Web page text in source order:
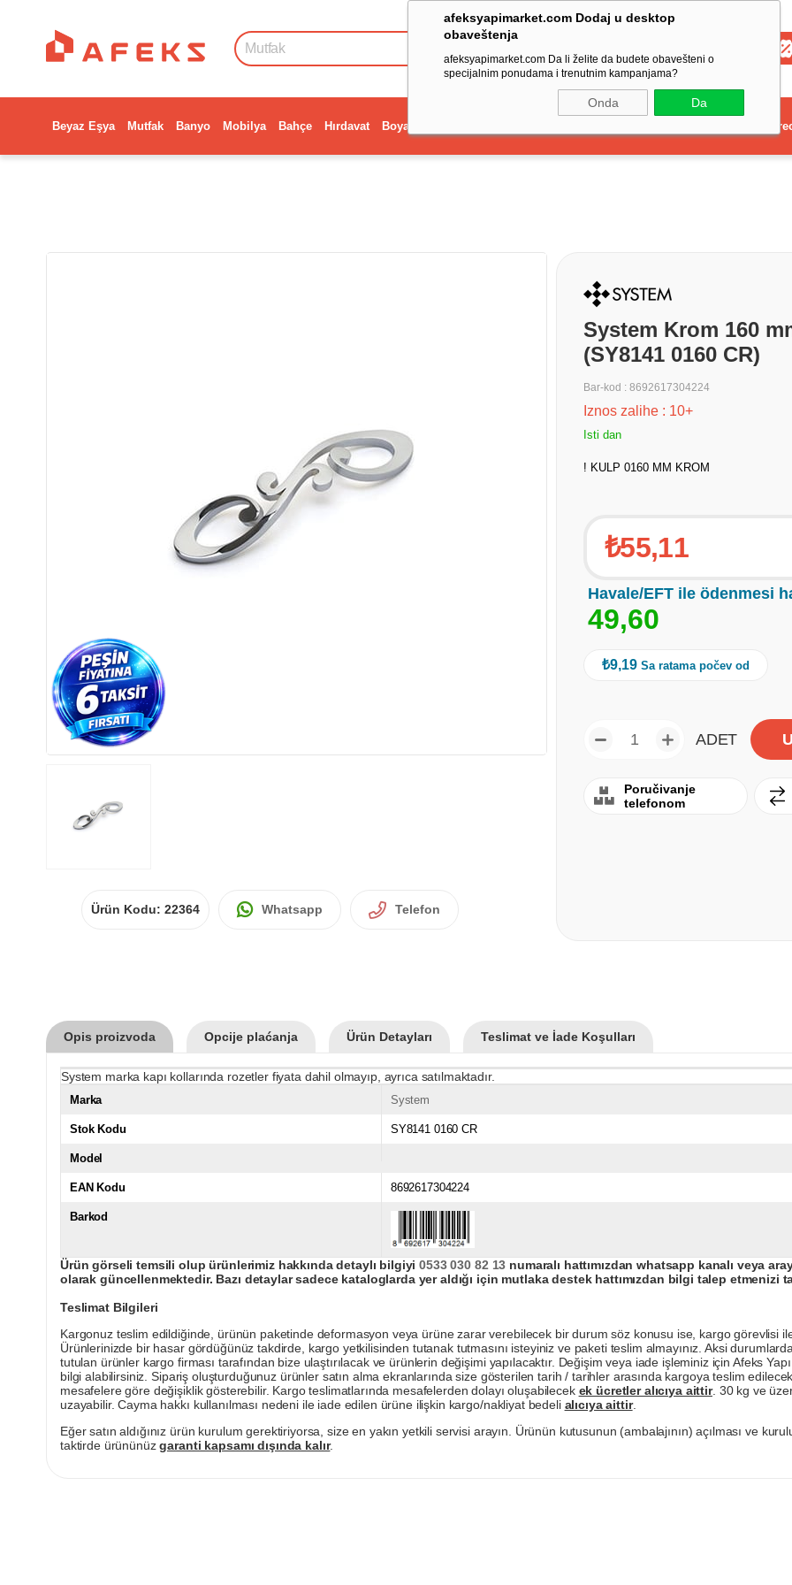
afeksyapimarket.com Dodaj u desktop
obaveštenja
afeksyapimarket.com Da li želite da budete obavešteni o
specijalnim ponudama i trenutnim kampanjama?
Onda Da
Beyaz Eşya Mutfak Banyo Mobilya Bahçe Hırdavat Boya Dekorasyon ve Ev
Ürün Kodu: 22364 Whatsapp Telefon
System Krom 160
(SY8141 0160 CR)
Bar-kod : 8692617304224
Iznos zalihe : 10+
Isti dan
! KULP 0160 MM KROM
₺55,11
Havale/EFT ile ödenmesi
49,60
₺9,19 Sa ratama počev od
ADET
Poručivanje
telefonom
Opis proizvoda Opcije plaćanja Ürün Detayları Teslimat ve İade Koşulları
System marka kapı kollarında rozetler fiyata dahil olmayıp, ayrıca satılmaktadır.
Marka System
Stok Kodu SY8141 0160 CR
Model
EAN Kodu 8692617304224
Barkod
Ürün görseli temsili olup ürünlerimiz hakkında detaylı bilgiyi0533 030 82 13 numaralı hattımızdan whatsapp kanalı veya
olarak güncellenmektedir. Bazı detaylar sadece kataloglarda yer aldığı için mutlaka destek hattımızdan bilgi talep etmenizi
Teslimat Bilgileri
Kargonuz teslim edildiğinde, ürünün paketinde deformasyon veya ürüne zarar verebilecek bir durum söz konusu ise, kargo görevlisi
Ürünlerinizde bir hasar gördüğünüz takdirde, kargo yetkilisinden tutanak tutmasını isteyiniz ve paketi teslim almayınız. Aksi
tutulan ürünler kargo firması tarafından bize ulaştırılacak ve ürünlerin değişimi yapılacaktır. Değişim veya iade işleminiz için Afeks
bilgi alabilirsiniz. Sipariş oluşturduğunuz ürünler satın alma ekranlarında size gösterilen tarih / tarihler arasında kargoya teslim
mesafelere göre değişiklik gösterebilir. Kargo teslimatlarında mesafelerden dolayı oluşabilecek ek ücretler alıcıya aittir. 30 kg ve
uzayabilir. Cayma hakkı kullanılması nedeni ile iade edilen ürüne ilişkin kargo/nakliyat bedeli alıcıya aittir.
Eğer satın aldığınız ürün kurulum gerektiriyorsa, size en yakın yetkili servisi arayın. Ürünün kutusunun (ambalajının) açılması ve
taktirde ürününüzgaranti kapsamı dışında kalır.